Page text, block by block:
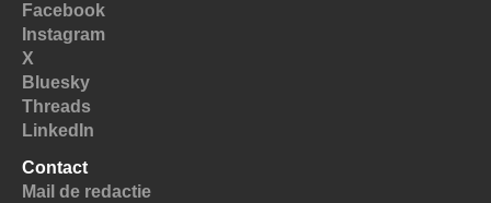
Facebook
Instagram
X
Bluesky
Threads
LinkedIn
Contact
Mail de redactie